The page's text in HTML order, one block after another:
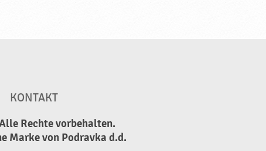
KONTAKT
Rechte vorbehalten.
Marke von Podravka d.d.